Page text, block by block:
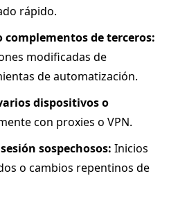
rápido.
complementos de terceros:
modificadas de
de automatización.
dispositivos o
con proxies o VPN.
sospechosos: Inicios
o cambios repentinos de